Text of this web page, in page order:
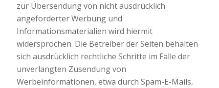
zur Übersendung von nicht ausdrücklich
angeforderter Werbung und
Informationsmaterialien wird hiermit
widersprochen. Die Betreiber der Seiten behalten
sich ausdrücklich rechtliche Schritte im Falle der
unverlangten Zusendung von
Werbeinformationen, etwa durch Spam-E-Mails,